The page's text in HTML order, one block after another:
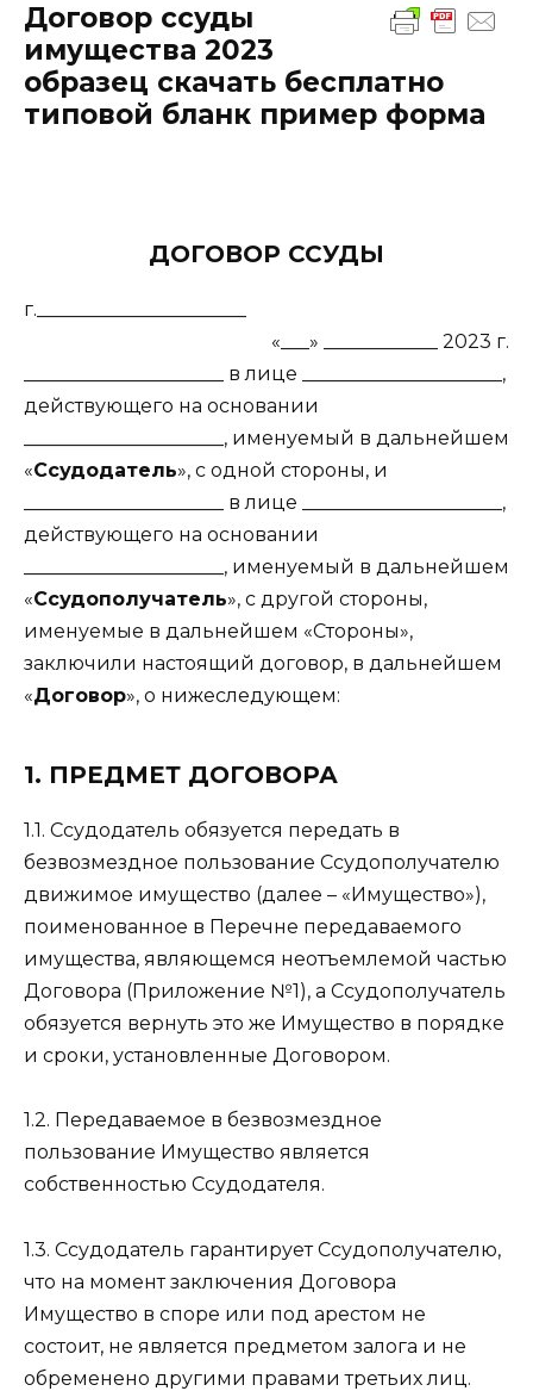
Договор ссуды
имущества 2023
образец скачать бесплатно
типовой бланк пример форма
ДОГОВОР ССУДЫ
г.______________________
«___» ____________ 2023 г.
_____________________ в лице _____________________,
действующего на основании
_____________________, именуемый в дальнейшем
«Ссудодатель», с одной стороны, и
_____________________ в лице _____________________,
действующего на основании
_____________________, именуемый в дальнейшем
«Ссудополучатель», с другой стороны,
именуемые в дальнейшем «Стороны»,
заключили настоящий договор, в дальнейшем
«Договор», о нижеследующем:
1. ПРЕДМЕТ ДОГОВОРА
1.1. Ссудодатель обязуется передать в
безвозмездное пользование Ссудополучателю
движимое имущество (далее – «Имущество»),
поименованное в Перечне передаваемого
имущества, являющемся неотъемлемой частью
Договора (Приложение №1), а Ссудополучатель
обязуется вернуть это же Имущество в порядке
и сроки, установленные Договором.
1.2. Передаваемое в безвозмездное
пользование Имущество является
собственностью Ссудодателя.
1.3. Ссудодатель гарантирует Ссудополучателю,
что на момент заключения Договора
Имущество в споре или под арестом не
состоит, не является предметом залога и не
обременено другими правами третьих лиц.